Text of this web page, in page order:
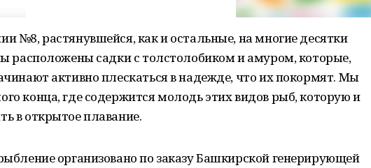
№8, растянувшейся, как и остальные, на многие десятки
расположены садки с толстолобиком и амуром, которые,
активно плескаться в надежде, что их покормят. Мы
конца, где содержится молодь этих видов рыб, которую и
в открытое плавание.
организовано по заказу Башкирской генерирующей